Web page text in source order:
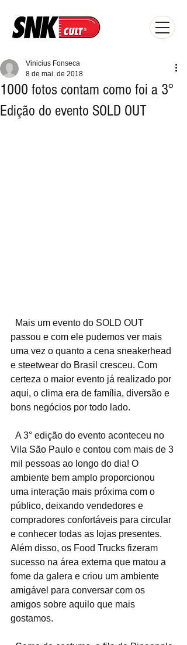
1000 fotos contam como foi a 3°
Edição do evento SOLD OUT
Vinicius Fonseca
8 de mai. de 2018
passou e com ele pudemos ver mais
uma vez o quanto a cena sneakerhead
e steetwear do Brasil cresceu. Com
certeza o maior evento já realizado por
aqui, o clima era de família, diversão e
bons negócios por todo lado.
Vila São Paulo e contou com mais de 3
mil pessoas ao longo do dia! O
ambiente bem amplo proporcionou
uma interação mais próxima com o
público, deixando vendedores e
compradores confortáveis para circular
e conhecer todas as lojas presentes.
Além disso, os Food Trucks fizeram
sucesso na área externa que matou a
fome da galera e criou um ambiente
amigável para conversar com os
amigos sobre aquilo que mais
gostamos.